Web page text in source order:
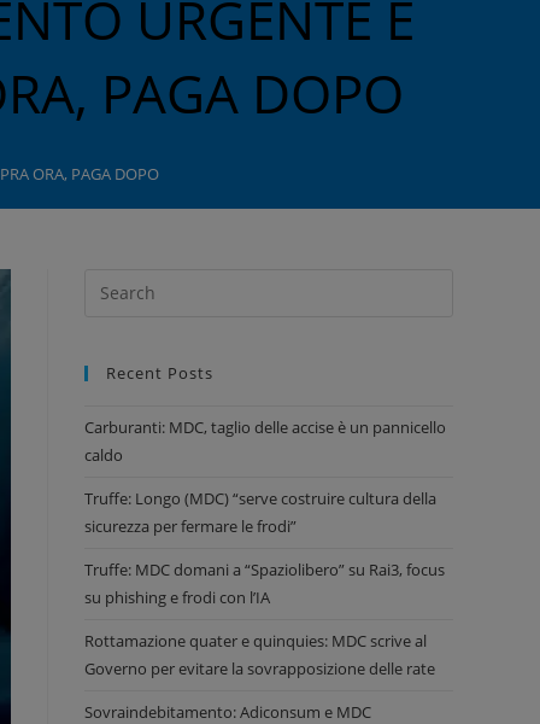
URGENTE E
PAGA DOPO
ORA, PAGA DOPO
Recent Posts
Carburanti: MDC, taglio delle accise è un pannicello
caldo
Truffe: Longo (MDC) “serve costruire cultura della
sicurezza per fermare le frodi”
Truffe: MDC domani a “Spaziolibero” su Rai3, focus
su phishing e frodi con l’IA
Rottamazione quater e quinquies: MDC scrive al
Governo per evitare la sovrapposizione delle rate
Sovraindebitamento: Adiconsum e MDC